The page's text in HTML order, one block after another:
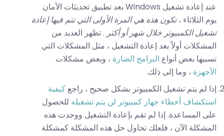
عند إعادة تشغيل Windows بعد تطبيق تحديثات الأمان
يوم الثلاثاء ،تكون هذه هي المرة الأولى التي تتم فيها إعادة
تشغيل الكمبيوتر خلال شهر أو أكثر . تظهر العديد من
المشكلات أولاً بعد إعادة التشغيل ، مثل المشكلات التي
تسببها بعض أنواع البرامج الضارة ، وبعض مشكلات
الأجهزة ، وما إلى ذلك.
إذا لم يتم تشغيل الكمبيوتر بشكل صحيح ، راجع كيفية
استكشاف أخطاء جهاز كمبيوتر لن يتم تشغيله للحصول
على المساعدة. إذا لم تقم بإعادة التشغيل ووجدت هذه
المشكلة الآن ، فلعلك تحاول حل هذه المشكلة كمشكلة